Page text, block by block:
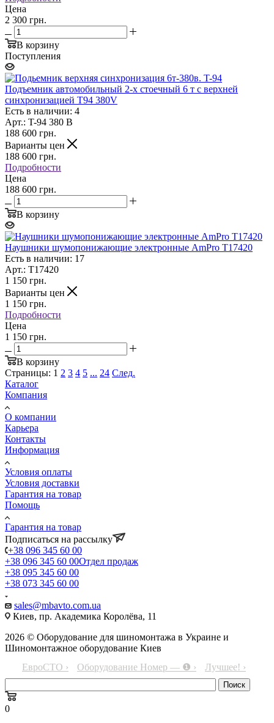
Цена
2 300 грн.
В корзину
Поступления
Подъемник автомобильный 2-х стоечный 6 т с верхней
синхронизацией T94 380V
Есть в наличии: 4
Арт.: T-94 380 В
188 600 грн.
Варианты цен
188 600 грн.
Подробности
Цена
188 600 грн.
В корзину
Наушники шумопонижающие электронные AmPro T17420
Есть в наличии: 17
Арт.: T17420
1 150 грн.
Варианты цен
1 150 грн.
Подробности
Цена
1 150 грн.
В корзину
Страницы: 1 2 3 4 5 ... 24 След.
Каталог
Компания
О компании
Карьера
Контакты
Информация
Условия оплаты
Условия доставки
Гарантия на товар
Помощь
Гарантия на товар
Подписаться на рассылку
+38 096 345 60 00
+38 096 345 60 00Отдел продаж
+38 095 345 60 00
+38 073 345 60 00
sales@mbavto.com.ua
Киев, пр. Академика Королёва, 11
2026 © Оборудование для шиномонтажа в Украине и
Шиномонтажное оборудование Киев
ЕвроСТО ›
Оборудование Номер — ❶ › Лучшее! ›
0